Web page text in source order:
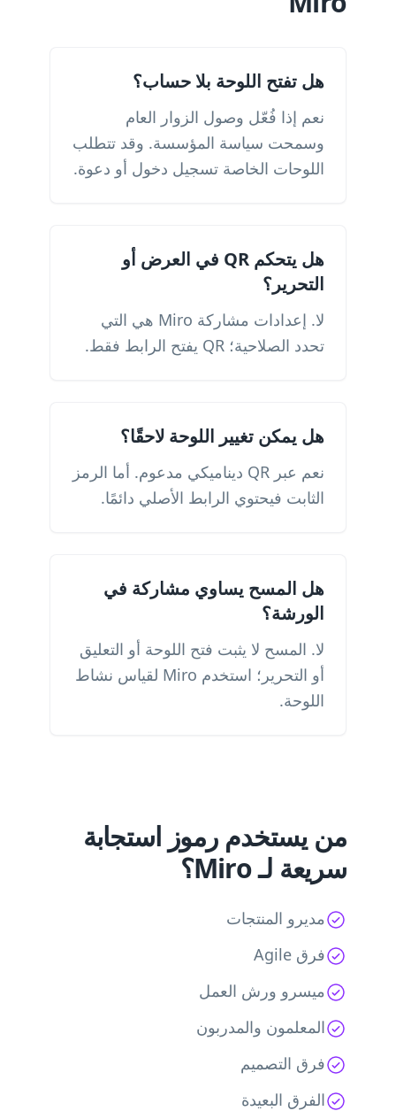
هل تفتح اللوحة بلا حساب؟
نعم إذا فُعّل وصول الزوار العام
وسمحت سياسة المؤسسة. وقد تتطلب
اللوحات الخاصة تسجيل دخول أو دعوة.
هل يتحكم QR في العرض أو
التحرير؟
لا. إعدادات مشاركة Miro هي التي
تحدد الصلاحية؛ QR يفتح الرابط فقط.
هل يمكن تغيير اللوحة لاحقًا؟
نعم عبر QR ديناميكي مدعوم. أما الرمز
الثابت فيحتوي الرابط الأصلي دائمًا.
هل المسح يساوي مشاركة في
الورشة؟
لا. المسح لا يثبت فتح اللوحة أو التعليق
أو التحرير؛ استخدم Miro لقياس نشاط
اللوحة.
من يستخدم رموز استجابة
سريعة لـ Miro؟
مديرو المنتجات
فرق Agile
ميسرو ورش العمل
المعلمون والمدربون
فرق التصميم
الفرق البعيدة